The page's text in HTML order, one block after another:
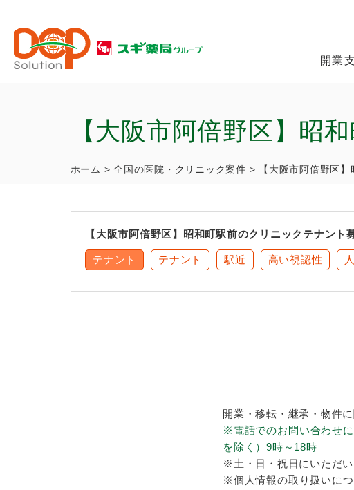
開業
【大阪市阿倍野区】昭
ホーム >全国の医院・クリニック案件 > 【大阪市阿倍野区
【大阪市阿倍野区】昭和町駅前のクリニックテナント
テナント テナント 駅近 高い視認性
開業・移転・継承・物件
※電話でのお問い合わせ
を除く）9時～18時
※土・日・祝日にいただい
※個人情報の取り扱いに